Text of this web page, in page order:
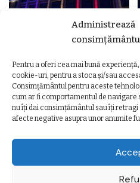
Administrează
Pentru a oferi cea mai bună
cookie-uri, pentru a stoca și/sau
Consimțământul pentru aceste
cum ar fi comportamentul de
nu îți dai consimțământul sau îți
afecte negative asupra unor anumite
Ziua Unirii Principatelor Române
– Clădiri și poduri din Cluj,
iluminate în culorile drapelului